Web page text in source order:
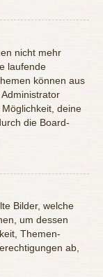
nicht mehr
laufende
können aus
deine
die Board-
Bilder, welche
um dessen
Themen-
ab,